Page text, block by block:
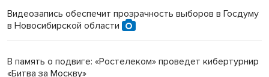
Видеозапись обеспечит прозрачность выборов в Госдуму
в Новосибирской области
В память о подвиге: «Ростелеком» проведет кибертурнир
«Битва за Москву»